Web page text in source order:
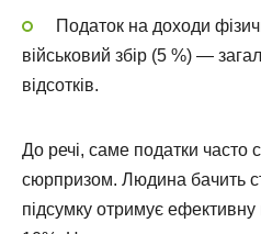
Податок на доходи
військовий збір (5 %) —
відсотків.
До речі, саме податки часто
сюрпризом. Людина бачить
підсумку отримує ефективну